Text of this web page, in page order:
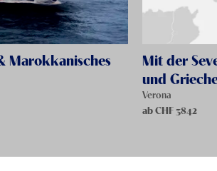
Marokkanisches
Mit der
und
Verona
ab CHF3842